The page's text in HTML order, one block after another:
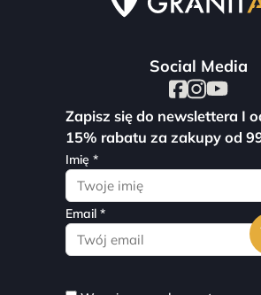
Social Media
Zapisz się do newslettera I
15% rabatu za zakupy od
Imię *
Email *